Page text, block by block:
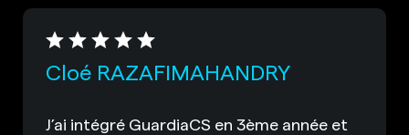
Cloé RAZAFIMAHANDRY
J’ai intégré GuardiaCS en 3ème année et